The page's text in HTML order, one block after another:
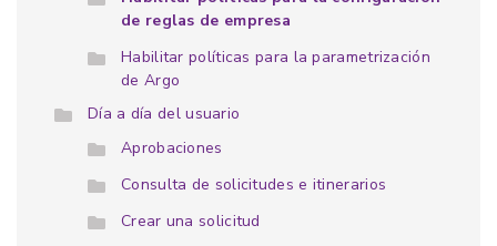
de reglas de empresa
Habilitar políticas para la parametrización
de Argo
Día a día del usuario
Aprobaciones
Consulta de solicitudes e itinerarios
Crear una solicitud